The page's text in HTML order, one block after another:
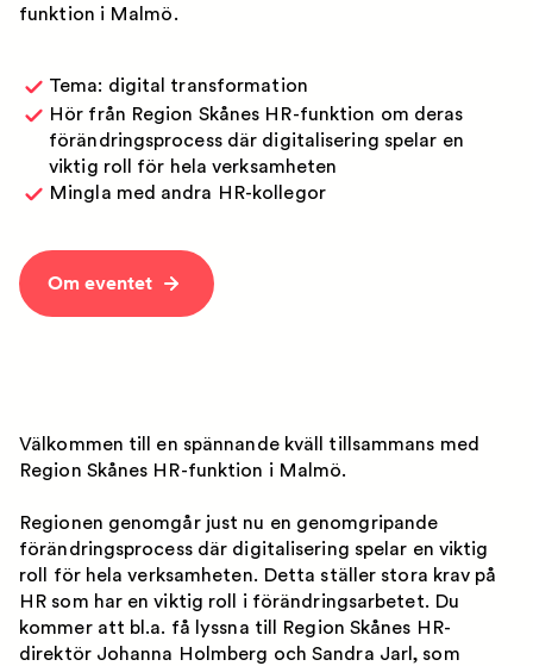
funktion i Malmö.
Tema: digital transformation
Hör från Region Skånes HR-funktion om deras
förändringsprocess där digitalisering spelar en
viktig roll för hela verksamheten
Mingla med andra HR-kollegor
Om eventet
Välkommen till en spännande kväll tillsammans med
Region Skånes HR-funktion i Malmö.
Regionen genomgår just nu en genomgripande
förändringsprocess där digitalisering spelar en viktig
roll för hela verksamheten. Detta ställer stora krav på
HR som har en viktig roll i förändringsarbetet. Du
kommer att bl.a. få lyssna till Region Skånes HR-
direktör Johanna Holmberg och Sandra Jarl, som